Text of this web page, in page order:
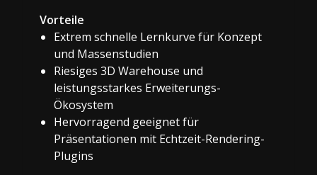
Vorteile
Extrem schnelle Lernkurve für Konzept
und Massenstudien
Riesiges 3D Warehouse und
leistungsstarkes Erweiterungs-
Ökosystem
Hervorragend geeignet für
Präsentationen mit Echtzeit-Rendering-
Plugins